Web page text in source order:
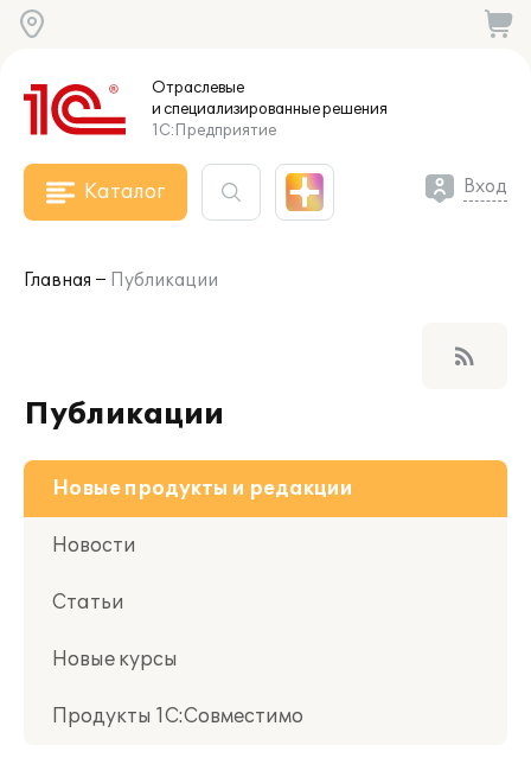
Отраслевые
и специализированныерешения
1С:Предприятие
Каталог Вход
Главная Публикации
Публикации
rss_feed
Новости
Статьи
Новые курсы
Новые продукты и редакции
Продукты 1С:Совместимо